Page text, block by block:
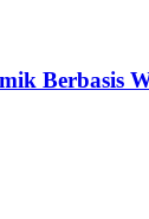
Berbasis